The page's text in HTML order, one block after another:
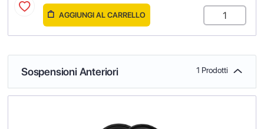
AGGIUNGI AL CARRELLO
Sospensioni Anteriori 1 Prodotti